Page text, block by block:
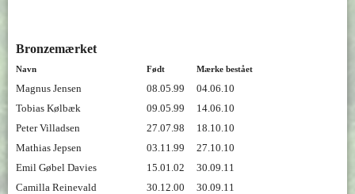
Bronzemærket
Navn Født Mærke bestået
Magnus Jensen 08.05.99
04.06.10
Tobias Kølbæk
09.05.99
14.06.10
Peter Villadsen
27.07.98
18.10.10
Mathias Jepsen
03.11.99
27.10.10
Emil Gøbel Davies
15.01.02
30.09.11
Camilla Reinevald
30.12.00
30.09.11